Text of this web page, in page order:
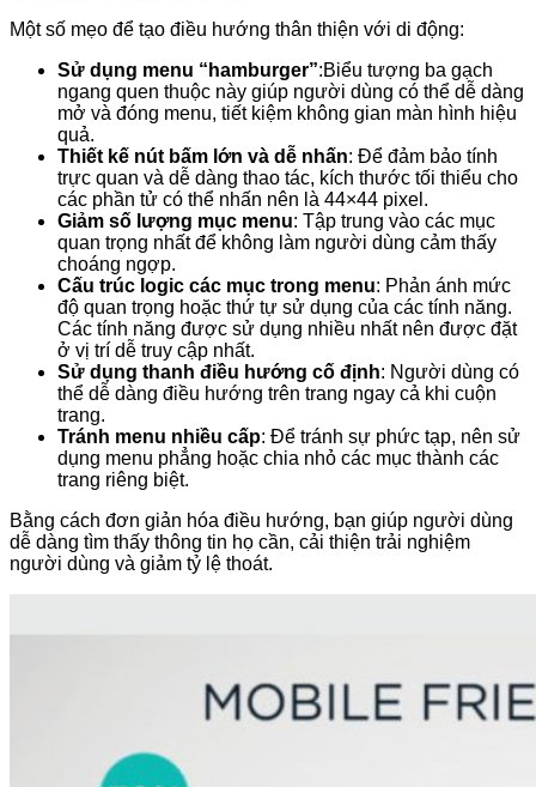
Một số mẹo để tạo điều hướng thân thiện với di động:
Sử dụng menu “hamburger”:Biểu tượng ba gạch
ngang quen thuộc này giúp người dùng có thể dễ dàng
mở và đóng menu, tiết kiệm không gian màn hình hiệu
quả.
Thiết kế nút bấm lớn và dễ nhấn: Để đảm bảo tính
trực quan và dễ dàng thao tác, kích thước tối thiểu cho
các phần tử có thể nhấn nên là 44×44 pixel.
Giảm số lượng mục menu: Tập trung vào các mục
quan trọng nhất để không làm người dùng cảm thấy
choáng ngợp.
Cấu trúc logic các mục trong menu: Phản ánh mức
độ quan trọng hoặc thứ tự sử dụng của các tính năng.
Các tính năng được sử dụng nhiều nhất nên được đặt
ở vị trí dễ truy cập nhất.
Sử dụng thanh điều hướng cố định: Người dùng có
thể dễ dàng điều hướng trên trang ngay cả khi cuộn
trang.
Tránh menu nhiều cấp: Để tránh sự phức tạp, nên sử
dụng menu phẳng hoặc chia nhỏ các mục thành các
trang riêng biệt.
Bằng cách đơn giản hóa điều hướng, bạn giúp người dùng
dễ dàng tìm thấy thông tin họ cần, cải thiện trải nghiệm
người dùng và giảm tỷ lệ thoát.